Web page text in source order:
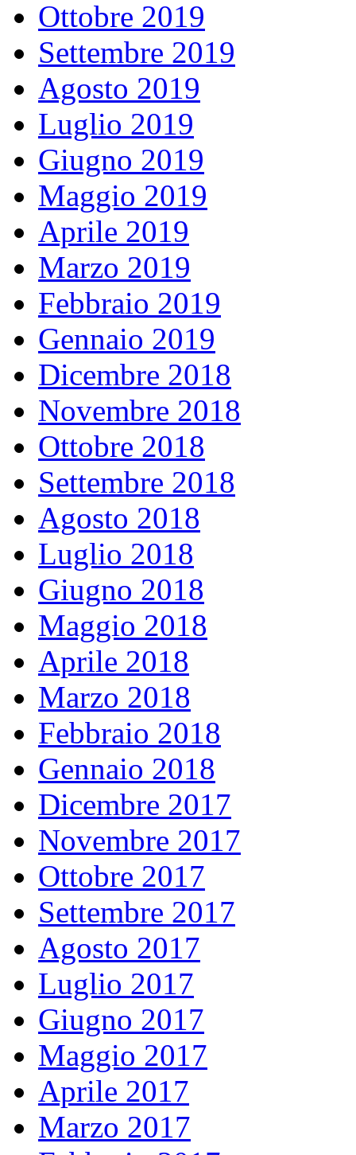
Ottobre 2019
Settembre 2019
Agosto 2019
Luglio 2019
Giugno 2019
Maggio 2019
Aprile 2019
Marzo 2019
Febbraio 2019
Gennaio 2019
Dicembre 2018
Novembre 2018
Ottobre 2018
Settembre 2018
Agosto 2018
Luglio 2018
Giugno 2018
Maggio 2018
Aprile 2018
Marzo 2018
Febbraio 2018
Gennaio 2018
Dicembre 2017
Novembre 2017
Ottobre 2017
Settembre 2017
Agosto 2017
Luglio 2017
Giugno 2017
Maggio 2017
Aprile 2017
Marzo 2017